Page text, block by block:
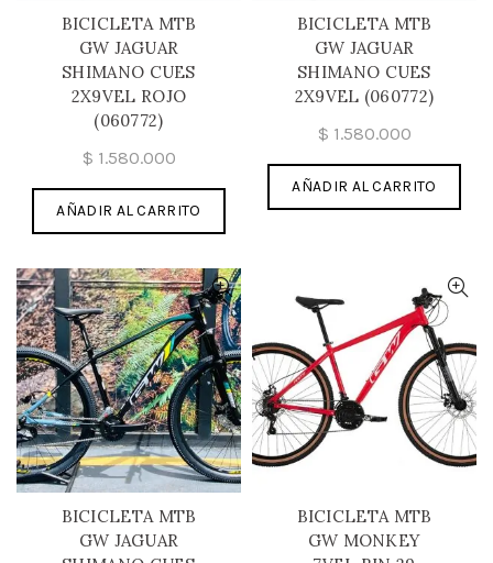
BICICLETA MTB
GW JAGUAR
SHIMANO CUES
2X9VEL ROJO
(060772)
$ 1.580.000
AÑADIR AL CARRITO
BICICLETA MTB
GW JAGUAR
SHIMANO CUES
2X9VEL (060772)
$ 1.580.000
AÑADIR AL CARRITO
BICICLETA MTB
GW JAGUAR
BICICLETA MTB
GW MONKEY